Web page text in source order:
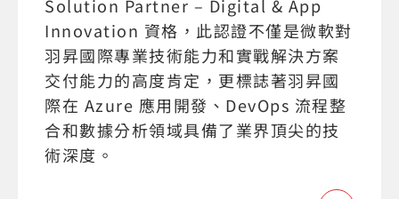
Solution Partner – Digital & App
Innovation 資格，此認證不僅是微軟對
羽昇國際專業技術能力和實戰解決方案
交付能力的高度肯定，更標誌著羽昇國
際在 Azure 應用開發、DevOps 流程整
合和數據分析領域具備了業界頂尖的技
術深度。